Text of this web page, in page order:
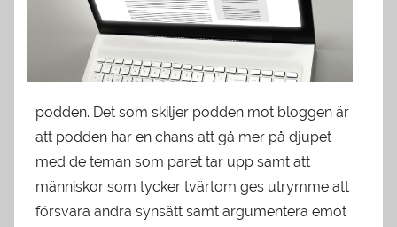
podden. Det som skiljer podden mot bloggen är
att podden har en chans att gå mer på djupet
med de teman som paret tar upp samt att
människor som tycker tvärtom ges utrymme att
försvara andra synsätt samt argumentera emot